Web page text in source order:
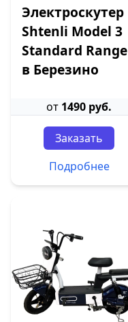
Электроскутер
Shtenli Model 3
Standard Range
в Березино
от 1490 руб.
Заказать
Подробнее